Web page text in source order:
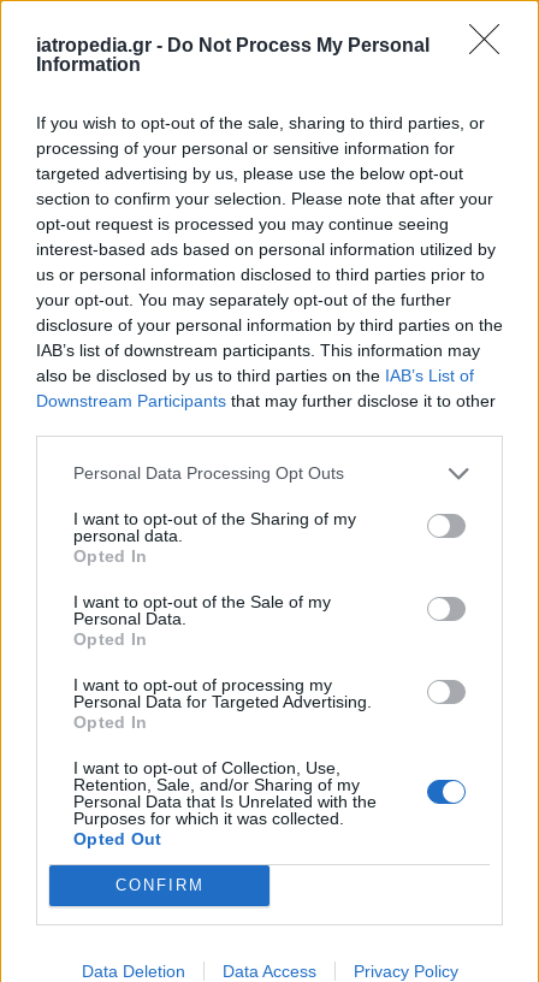
iatropedia.gr - Do Not Process My Personal
Information
If you wish to opt-out of the sale, sharing to third parties, or
processing of your personal or sensitive information for
targeted advertising by us, please use the below opt-out
section to confirm your selection. Please note that after your
opt-out request is processed you may continue seeing
interest-based ads based on personal information utilized by
us or personal information disclosed to third parties prior to
your opt-out. You may separately opt-out of the further
disclosure of your personal information by third parties on the
IAB’s list of downstream participants. This information may
also be disclosed by us to third parties on the IAB’s List of
Downstream Participants that may further disclose it to other
Personal Data Processing Opt Outs
I want to opt-out of the Sharing of my
personal data.
Opted In
I want to opt-out of the Sale of my
Personal Data.
Opted In
I want to opt-out of processing my
Personal Data for Targeted Advertising.
Opted In
I want to opt-out of Collection, Use,
Retention, Sale, and/or Sharing of my
Personal Data that Is Unrelated with the
Purposes for which it was collected.
Opted Out
CONFIRM
Data Deletion Data Access Privacy Policy
Άδωνις Γεωργιάδης από Γ.Ν. Ρόδου: Νέες προσλήψεις
και «πράσινο φως» για το Ακτινοθεραπευτικό
Κέντρο
ΥΓΕΙΑ 07 Αυγούστου 2026 17:01
Εξάνθημα μετά την πισίνα: Είναι αλλεργία ή
ερεθισμός από το χλώριο; Τι εξηγεί αλλεργιολόγος